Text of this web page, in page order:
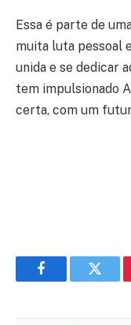
Essa é parte de
muita luta pessoal
unida e se dedicar
tem impulsionado
certa, com um
Facebook